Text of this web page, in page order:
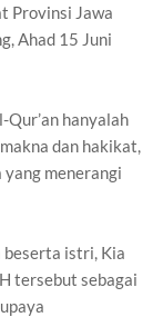
Provinsi Jawa
Ahad 15 Juni
Qur’an hanyalah
dan hakikat,
menerangi
beserta istri, Kia
tersebut sebagai